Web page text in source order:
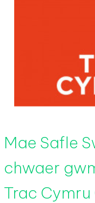
Mae Safle
chwaer
Trac Cymru